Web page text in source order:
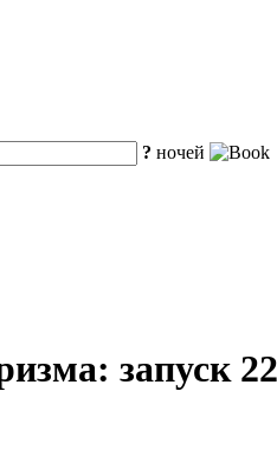
? ночей
запуск